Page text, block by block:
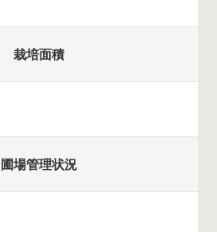
栽培面積
圃場管理状況